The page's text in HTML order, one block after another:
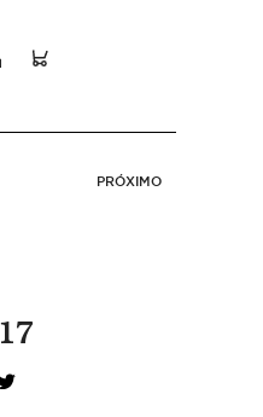
PRÓXIMO